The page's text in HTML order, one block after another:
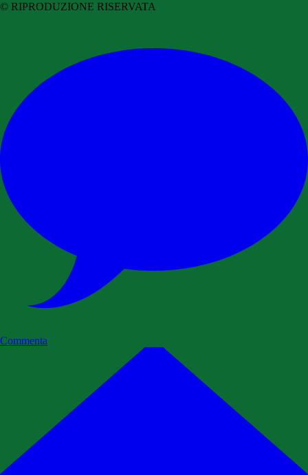
© RIPRODUZIONE RISERVATA
Commenta